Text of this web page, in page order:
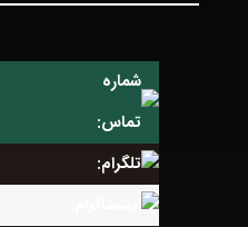
شماره
تماس:
تلگرام: